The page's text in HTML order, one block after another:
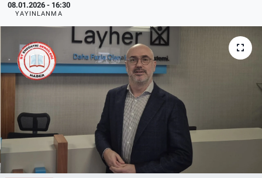
08.01.2026 - 16:30
YAYINLANMA